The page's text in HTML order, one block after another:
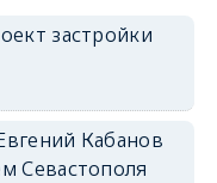
застройки
Кабанов
Севастополя